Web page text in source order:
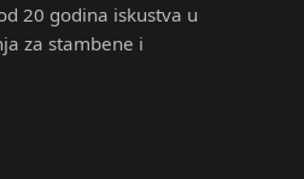
20 godina iskustva u
za stambene i